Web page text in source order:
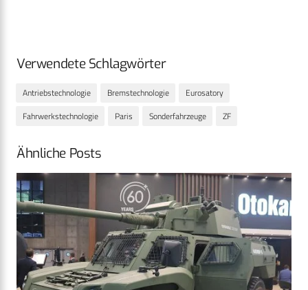
Verwendete Schlagwörter
Antriebstechnologie Bremstechnologie
Eurosatory
Fahrwerkstechnologie
Paris Sonderfahrzeuge ZF
Ähnliche Posts